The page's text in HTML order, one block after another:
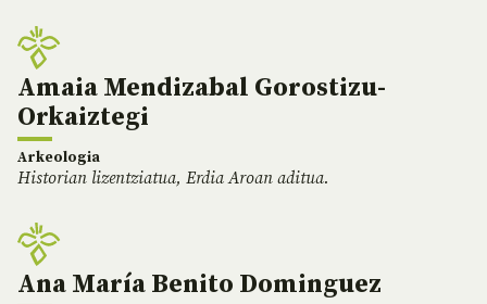
Amaia Mendizabal Gorostizu-
Orkaiztegi
Arkeologia
Historian lizentziatua, Erdia Aroan aditua.
Ana María Benito Dominguez